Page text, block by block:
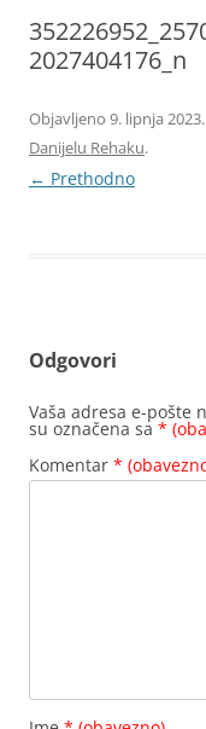
2027404176_n
Objavljeno 9. lipnja 2023.
Danijelu Rehaku.
← Prethodno
Odgovori
Vaša adresa e-pošte
su označena sa *
Komentar *